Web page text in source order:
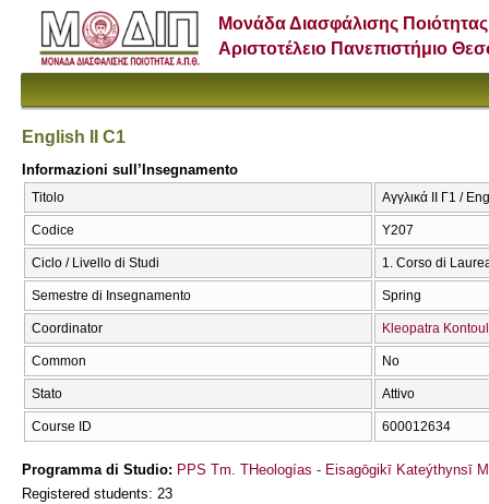
Μονάδα Διασφάλισης Ποιότητας
Αριστοτέλειο Πανεπιστήμιο
English II C1
Informazioni sull’Insegnamento
Titolo Αγγλικά ΙΙ Γ1 /
Codice Υ207
Ciclo / Livello di Studi 1. Corso di
Semestre di Insegnamento Spring
Coordinator Kleopatra
Common No
Stato Attivo
Course ID 600012634
Programma di Studio: PPS Tm. THeologías - Eisagōgikī Kateýthynsī
Registered students: 23